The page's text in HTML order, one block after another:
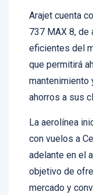
Arajet cuenta
737 MAX 8, de
eficientes del
que permitirá
mantenimiento
La aerolínea
con vuelos a
adelante en el
objetivo de